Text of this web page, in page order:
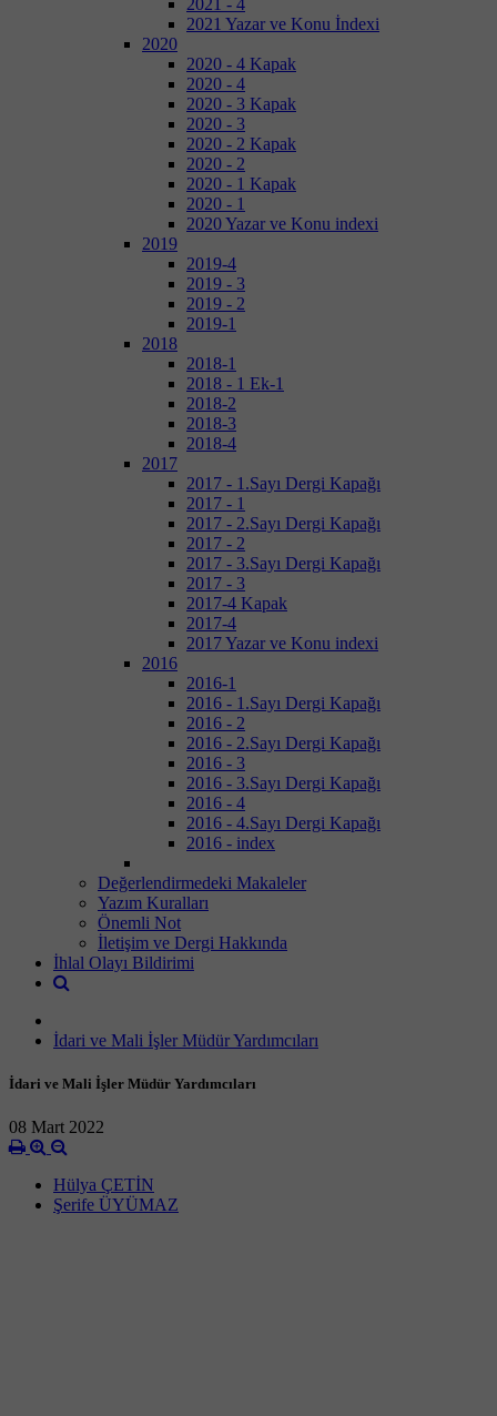
2021 Yazar ve Konu İndexi
2020
2020 - 4 Kapak
2020 - 4
2020 - 3 Kapak
2020 - 3
2020 - 2 Kapak
2020 - 2
2020 - 1 Kapak
2020 - 1
2020 Yazar ve Konu indexi
2019
2019-4
2019 - 3
2019 - 2
2019-1
2018
2018-1
2018 - 1 Ek-1
2018-2
2018-3
2018-4
2017
2017 - 1.Sayı Dergi Kapağı
2017 - 1
2017 - 2.Sayı Dergi Kapağı
2017 - 2
2017 - 3.Sayı Dergi Kapağı
2017 - 3
2017-4 Kapak
2017-4
2017 Yazar ve Konu indexi
2016
2016-1
2016 - 1.Sayı Dergi Kapağı
2016 - 2
2016 - 2.Sayı Dergi Kapağı
2016 - 3
2016 - 3.Sayı Dergi Kapağı
2016 - 4
2016 - 4.Sayı Dergi Kapağı
2016 - index
Değerlendirmedeki Makaleler
Yazım Kuralları
Önemli Not
İletişim ve Dergi Hakkında
İhlal Olayı Bildirimi
İdari ve Mali İşler Müdür Yardımcıları
İdari ve Mali İşler Müdür Yardımcıları
08 Mart 2022
Hülya ÇETİN
Şerife ÜYÜMAZ